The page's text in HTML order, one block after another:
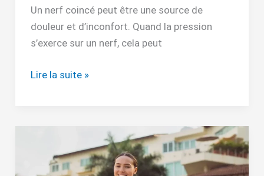
Un nerf coincé peut être une source de
douleur et d’inconfort. Quand la pression
s’exerce sur un nerf, cela peut
Lire la suite »
reprendre